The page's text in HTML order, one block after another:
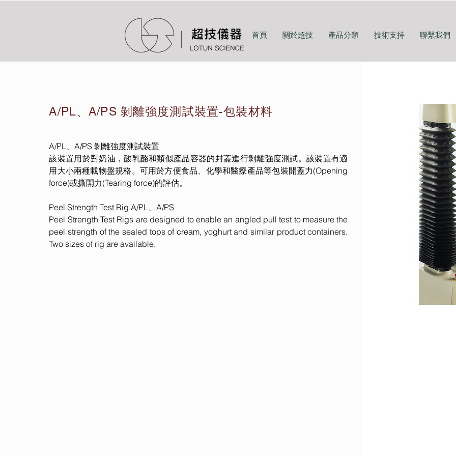
首頁 關於超技 產品分類 技術支持 聯繫我們
A/PL、A/PS 剝離強度測試裝置-包裝材料
A/PL、A/PS 剝離強度測試裝置
該裝置用於對奶油，酸乳酪和類似產品容器的封蓋進行剝離強度測試。該裝置有適
用大小兩種載物盤規格。可用於方便食品、化學和醫療產品等包裝開蓋力(Opening
force)或撕開力(Tearing force)的評估。
Peel Strength Test Rig A/PL、A/PS
Peel Strength Test Rigs are designed to enable an angled pull test to measure the
peel strength of the sealed tops of cream, yoghurt and similar product containers.
Two sizes of rig are available.